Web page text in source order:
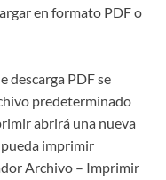
en formato PDF o
descarga PDF se
predeterminado
abrirá una nueva
imprimir
Archivo – Imprimir